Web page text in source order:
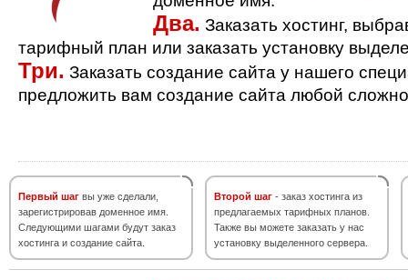
Два. Заказать хостинг,
тарифный план или заказать установку
Три. Заказать создание сайта у нашего
предложить вам создание сайта любой
Первый шаг вы уже сделали,
зарегистрировав доменное имя.
Следующими шагами будут заказ
хостинга и создание сайта.
Второй шаг - заказ хостинга из
предлагаемых тарифных планов.
Также вы можете заказать у нас
установку выделенного сервера.